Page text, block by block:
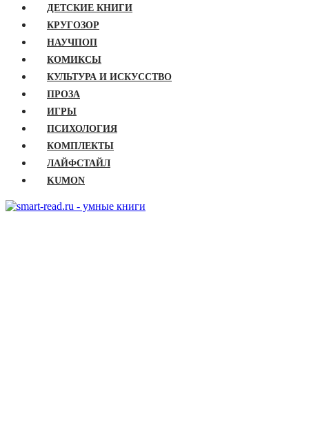
ДЕТСКИЕ КНИГИ
КРУГОЗОР
НАУЧПОП
КОМИКСЫ
КУЛЬТУРА И ИСКУССТВО
ПРОЗА
ИГРЫ
ПСИХОЛОГИЯ
КОМПЛЕКТЫ
ЛАЙФСТАЙЛ
KUMON